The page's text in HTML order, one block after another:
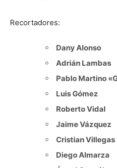
Recortadores:
Dany Alonso
Adrián Lambas
Pablo Martino
Luis Gómez
Roberto Vidal
Jaime Vázquez
Cristian Villegas
Diego Almarza